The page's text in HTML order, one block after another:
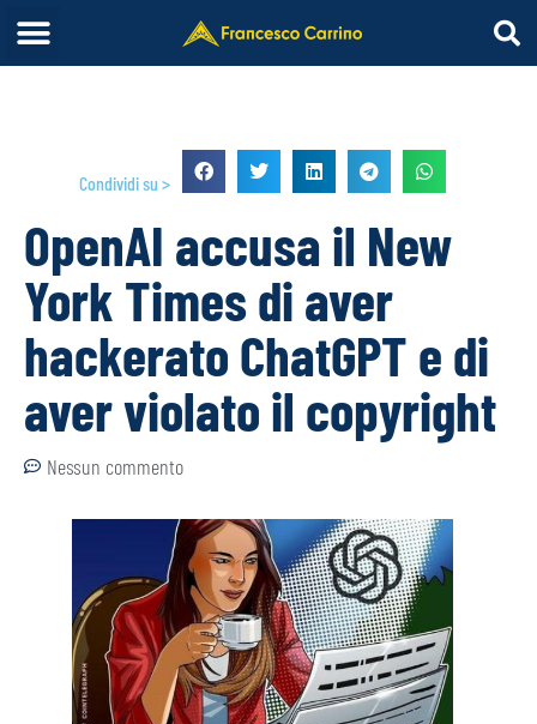
Condividi su >
OpenAI accusa il New
York Times di aver
hackerato ChatGPT e di
aver violato il copyright
Nessun commento